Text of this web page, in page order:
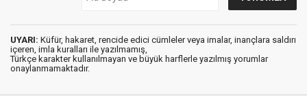
UYARI: Küfür, hakaret, rencide edici cümleler veya imalar, inançlara saldırı
içeren, imla kuralları ile yazılmamış,
Türkçe karakter kullanılmayan ve büyük harflerle yazılmış yorumlar
onaylanmamaktadır.